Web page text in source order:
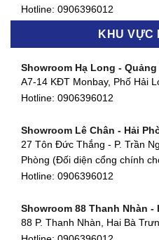
877 Huỳnh Tấn Phát, Phú
Hotline:0906396012
580 Phan Văn Trị, Phường 7,
Hotline:0906396012
90 Đ. Cộng Hòa, Phường 4,
Hotline:0906396012
Hotline: 0906396012
Showroom Thanh Khê - Đà
Hotline:0906396012
Showroom Cẩm Lệ - Đà Nẵng
Hotline:0906396012
Showroom Huế
54 Hùng Vương, Phú Hội,
Showroom Hà Tĩnh
KHU VỰC
Showroom Hạ Long - Quảng
A7-14 KĐT Monbay, Phố Hải
Hotline: 0906396012
Showroom Lê Chân - Hải
27 Tôn Đức Thắng - P. Trần
Phòng (Đối diện cổng chính
Hotline: 0906396012
Showroom 88 Thanh Nhàn -
88 P. Thanh Nhàn, Hai Bà